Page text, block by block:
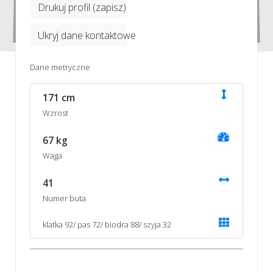
Drukuj profil (zapisz)
Ukryj dane kontaktowe
Dane metryczne
171 cm
Wzrost
67 kg
Waga
41
Numer buta
klatka 92/ pas 72/ biodra 88/ szyja 32